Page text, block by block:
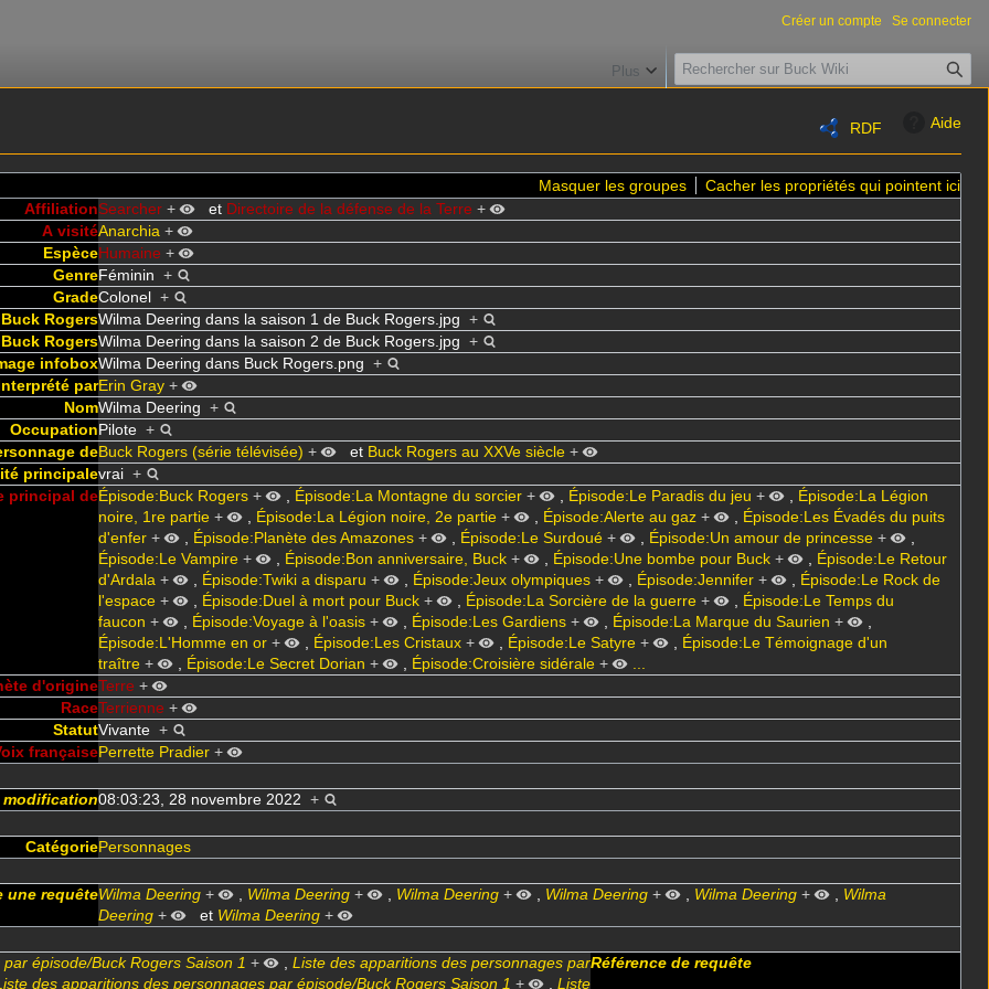
RDF Aide
Masquer les groupes
Cacher les propriétés qui pointent ici
AffiliationSearcher + et Directoire de la défense de la Terre +
A visitéAnarchia +
EspèceHumaine +
GenreFéminin +
GradeColonel +
RogersWilma Deering dans la saison 1 de Buck Rogers.jpg +
RogersWilma Deering dans la saison 2 de Buck Rogers.jpg +
infoboxWilma Deering dans Buck Rogers.png +
parErin Gray +
NomWilma Deering +
OccupationPilote +
deBuck Rogers (série télévisée) + et Buck Rogers au XXVe siècle +
principalevrai +
principal deÉpisode:Buck Rogers + , Épisode:La Montagne du sorcier + , Épisode:Le Paradis du jeu + , Épisode:La Légion
noire, 1re partie + , Épisode:La Légion noire, 2e partie + , Épisode:Alerte au gaz + , Épisode:Les Évadés du puits
d'enfer + , Épisode:Planète des Amazones + , Épisode:Le Surdoué + , Épisode:Un amour de princesse +
,
Épisode:Le Vampire + , Épisode:Bon anniversaire, Buck + , Épisode:Une bombe pour Buck + , Épisode:Le Retour
d'Ardala + , Épisode:Twiki a disparu + , Épisode:Jeux olympiques + , Épisode:Jennifer + , Épisode:Le Rock de
l'espace + , Épisode:Duel à mort pour Buck + , Épisode:La Sorcière de la guerre + , Épisode:Le Temps du
faucon + , Épisode:Voyage à l'oasis + , Épisode:Les Gardiens + , Épisode:La Marque du Saurien +
,
Épisode:L'Homme en or + , Épisode:Les Cristaux + , Épisode:Le Satyre + , Épisode:Le Témoignage d'un
traître + , Épisode:Le Secret Dorian + , Épisode:Croisière sidérale +
...
d'origineTerre +
RaceTerrienne +
StatutVivante +
françaisePerrette Pradier +
modification08:03:23, 28 novembre 2022 +
CatégoriePersonnages
une requêteWilma Deering + , Wilma Deering + , Wilma Deering + , Wilma Deering + , Wilma Deering + , Wilma
Deering + et Wilma Deering +
Référence de requête
épisode/Buck Rogers Saison 1 + ,Liste des apparitions des personnages par
des apparitions des personnages par épisode/Buck Rogers Saison 1 + ,Liste
Créer un compte Se connecter
Plus
R
e
e
r
c
h
e
r